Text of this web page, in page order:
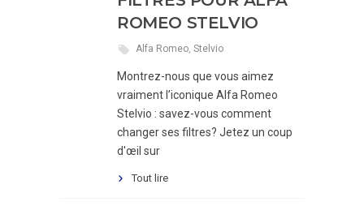
ROMEO STELVIO
Alfa Romeo, Stelvio
Montrez-nous que vous aimez
vraiment l’iconique Alfa Romeo
Stelvio : savez-vous comment
changer ses filtres? Jetez un coup
d'œil sur
Tout lire